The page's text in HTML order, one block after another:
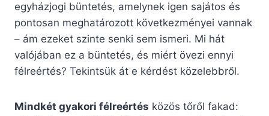
egyházjogi büntetés, amelynek igen sajátos és
pontosan meghatározott következményei vannak
– ám ezeket szinte senki sem ismeri. Mi hát
valójában ez a büntetés, és miért övezi ennyi
félreértés? Tekintsük át e kérdést közelebbről.
Mindkét gyakori félreértés közös tőről fakad: